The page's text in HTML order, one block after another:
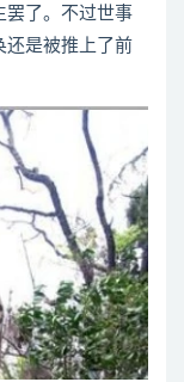
罢了。不过世事
还是被推上了前